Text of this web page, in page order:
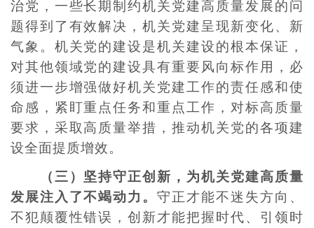
治党，一些长期制约机关党建高质量发展的问
题得到了有效解决，机关党建呈现新变化、新
气象。机关党的建设是机关建设的根本保证，
对其他领域党的建设具有重要风向标作用，必
须进一步增强做好机关党建工作的责任感和使
命感，紧盯重点任务和重点工作，对标高质量
要求，采取高质量举措，推动机关党的各项建
设全面提质增效。
（三）坚持守正创新，为机关党建高质量
发展注入了不竭动力。守正才能不迷失方向、
不犯颠覆性错误，创新才能把握时代、引领时